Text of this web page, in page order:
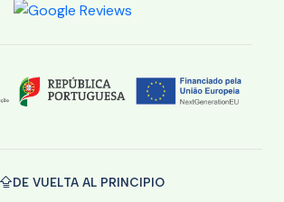
DE VUELTA AL PRINCIPIO